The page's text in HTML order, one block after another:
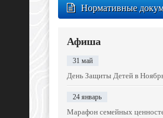
Нормативные
Афиша
31 май
День Защиты Детей в
24 январь
Марафон семейных